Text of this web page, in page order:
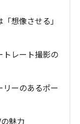
想像させる」
トレート撮影の
ーのあるポー
魅力